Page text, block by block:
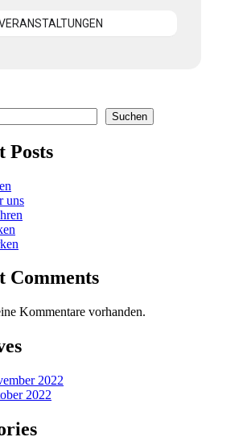
Suchen
Posts
uns
Comments
Kommentare vorhanden.
2022
2022